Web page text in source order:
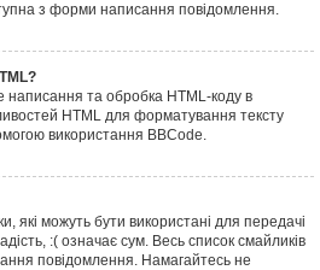
з форми написання повідомлення.
та обробка HTML-коду в
HTML для форматування тексту
використання BBCode.
які можуть бути використані для передачі
:( означає сум. Весь список смайликів
повідомлення. Намагайтесь не